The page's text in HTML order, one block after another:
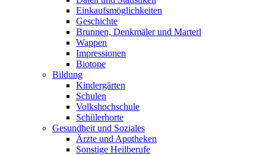
Einkaufsmöglichkeiten
Geschichte
Brunnen, Denkmäler und Marterl
Wappen
Impressionen
Biotope
Bildung
Kindergärten
Schulen
Volkshochschule
Schülerhorte
Gesundheit und Soziales
Ärzte und Apotheken
Sonstige Heilberufe